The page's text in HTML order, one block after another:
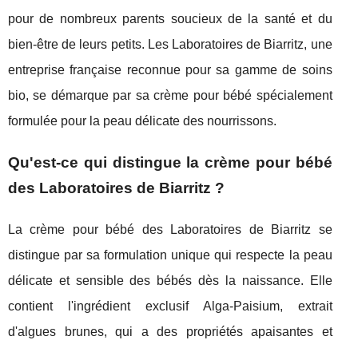
pour de nombreux parents soucieux de la santé et du
bien-être de leurs petits. Les Laboratoires de Biarritz, une
entreprise française reconnue pour sa gamme de soins
bio, se démarque par sa crème pour bébé spécialement
formulée pour la peau délicate des nourrissons.
Qu'est-ce qui distingue la crème pour bébé
des Laboratoires de Biarritz ?
La crème pour bébé des Laboratoires de Biarritz se
distingue par sa formulation unique qui respecte la peau
délicate et sensible des bébés dès la naissance. Elle
contient l'ingrédient exclusif Alga-Paisium, extrait
d'algues brunes, qui a des propriétés apaisantes et